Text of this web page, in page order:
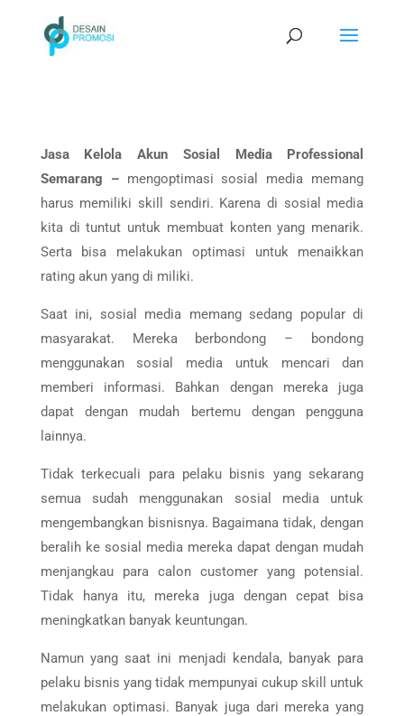
Jasa Kelola Akun Sosial Media Professional
Semarang – mengoptimasi sosial media memang
harus memiliki skill sendiri. Karena di sosial media
kita di tuntut untuk membuat konten yang menarik.
Serta bisa melakukan optimasi untuk menaikkan
rating akun yang di miliki.
Saat ini, sosial media memang sedang popular di
masyarakat. Mereka berbondong – bondong
menggunakan sosial media untuk mencari dan
memberi informasi. Bahkan dengan mereka juga
dapat dengan mudah bertemu dengan pengguna
lainnya.
Tidak terkecuali para pelaku bisnis yang sekarang
semua sudah menggunakan sosial media untuk
mengembangkan bisnisnya. Bagaimana tidak, dengan
beralih ke sosial media mereka dapat dengan mudah
menjangkau para calon customer yang potensial.
Tidak hanya itu, mereka juga dengan cepat bisa
meningkatkan banyak keuntungan.
Namun yang saat ini menjadi kendala, banyak para
pelaku bisnis yang tidak mempunyai cukup skill untuk
melakukan optimasi. Banyak juga dari mereka yang